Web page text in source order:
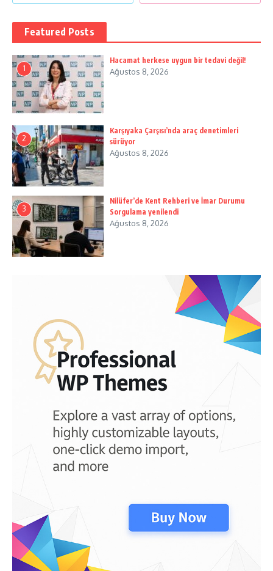
Featured Posts
1
Hacamat herkese uygun bir tedavi değil!
Ağustos 8, 2026
2
Karşıyaka Çarşısı’nda araç denetimleri
sürüyor
Ağustos 8, 2026
3
Nilüfer’de Kent Rehberi ve İmar Durumu
Sorgulama yenilendi
Ağustos 8, 2026